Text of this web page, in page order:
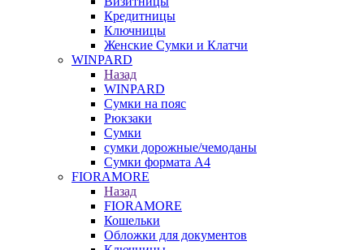
Кредитницы
Ключницы
Женские Сумки и Клатчи
WINPARD
Назад
WINPARD
Сумки на пояс
Рюкзаки
Сумки
сумки дорожные/чемоданы
Сумки формата А4
FIORAMORE
Назад
FIORAMORE
Кошельки
Обложки для документов